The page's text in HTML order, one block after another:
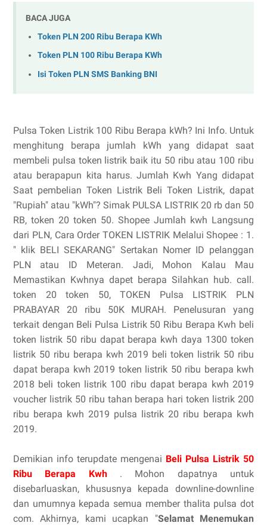
BACA JUGA
Token PLN 200 Ribu Berapa KWh
Token PLN 100 Ribu Berapa KWh
Isi Token PLN SMS Banking BNI
Pulsa Token Listrik 100 Ribu Berapa kWh? Ini Info. Untuk
menghitung berapa jumlah kWh yang didapat saat
membeli pulsa token listrik baik itu 50 ribu atau 100 ribu
atau berapapun kita harus. Jumlah Kwh Yang didapat
Saat pembelian Token Listrik Beli Token Listrik, dapat
"Rupiah" atau "kWh"? Simak PULSA LISTRIK 20 rb dan 50
RB, token 20 token 50. Shopee Jumlah kwh Langsung
dari PLN, Cara Order TOKEN LISTRIK Melalui Shopee : 1.
" klik BELI SEKARANG" Sertakan Nomer ID pelanggan
PLN atau ID Meteran. Jadi, Mohon Kalau Mau
Memastikan Kwhnya dapet berapa Silahkan hub. call.
token 20 token 50, TOKEN Pulsa LISTRIK PLN
PRABAYAR 20 ribu 50K MURAH. Penelusuran yang
terkait dengan Beli Pulsa Listrik 50 Ribu Berapa Kwh beli
token listrik 50 ribu dapat berapa kwh daya 1300 token
listrik 50 ribu berapa kwh 2019 beli token listrik 50 ribu
dapat berapa kwh 2019 token listrik 50 ribu berapa kwh
2018 beli token listrik 100 ribu dapat berapa kwh 2019
voucher listrik 50 ribu tahan berapa hari token listrik 200
ribu berapa kwh 2019 pulsa listrik 20 ribu berapa kwh
2019.
Demikian info terupdate mengenai Beli Pulsa Listrik 50
Ribu Berapa Kwh . Mohon dapatnya untuk
disebarluaskan, khususnya kepada downline-downline
dan umumnya kepada semua member thalita pulsa dot
com. Akhirnya, kami ucapkan "Selamat Menemukan